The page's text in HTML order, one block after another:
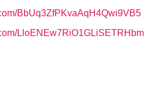
BbUq3ZfPKvaAqH4Qwi9VB5
LloENEw7RiO1GLiSETRHbm